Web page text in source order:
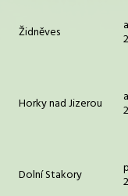
Židněves
Horky nad Jizerou
Dolní Stakory